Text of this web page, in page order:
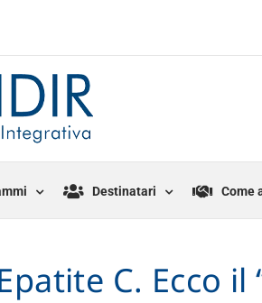
Destinatari Come
C. Ecco